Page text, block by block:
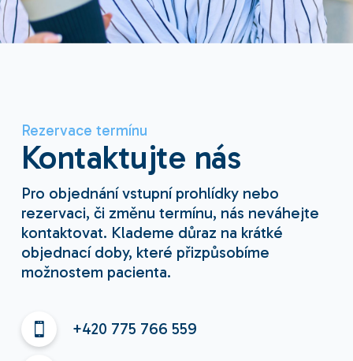
Rezervace termínu
Kontaktujte nás
Pro objednání vstupní prohlídky nebo
rezervaci, či změnu termínu, nás neváhejte
kontaktovat. Klademe důraz na krátké
objednací doby, které přizpůsobíme
možnostem pacienta.
+420 775 766 559